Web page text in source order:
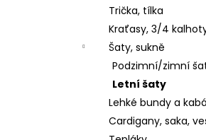
Trička, tílka
Kraťasy, 3/4
Šaty, sukně
Podzimní/zimní
Letní šaty
Lehké bundy a
Cardigany, saka,